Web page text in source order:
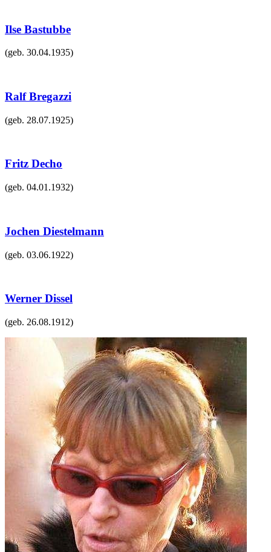
Ilse Bastubbe
(geb. 30.04.1935)
Ralf Bregazzi
(geb. 28.07.1925)
Fritz Decho
(geb. 04.01.1932)
Jochen Diestelmann
(geb. 03.06.1922)
Werner Dissel
(geb. 26.08.1912)